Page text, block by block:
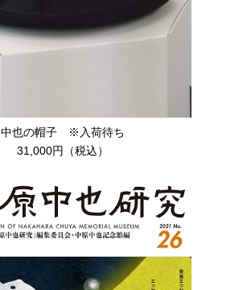
中也の帽子 ※入荷待ち
31,000円（税込）